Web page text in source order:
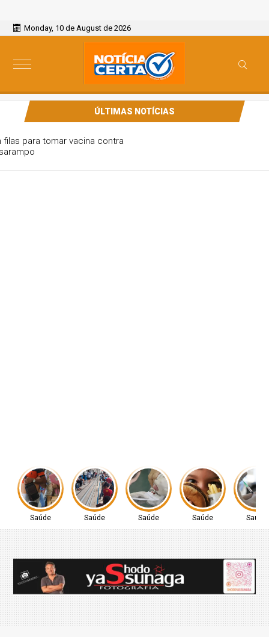
Monday, 10 de August de 2026
ÚLTIMAS NOTÍCIAS
Paulistanos enfrentam filas para tomar vacina contra
Saúde Saúde Saúde Saúde Saúde